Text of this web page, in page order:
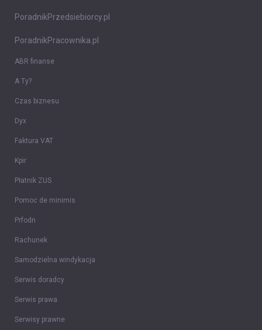
PoradnikPrzedsiebiorcy.pl
PoradnikPracownika.pl
ABR finanse
A Ty?
Czas biznesu
Dyx
Faktura VAT
Kpir
Płatnik ZUS
Pomoc de minimis
Prfodn
Rachunek
Samodzielna windykacja
Serwis doradcy
Serwis prawa
Serwisy prawne